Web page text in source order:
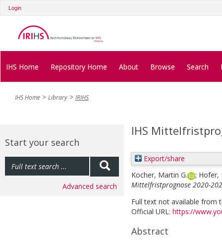
Login
IHS Home Repository Home About Browse Search
IHS Home Library IRIHS
Start your search
Advanced search
IHS
Export/share
Kocher, Martin G.
; Hofer,
Mittelfristprognose 2020-
Full text not available from
Official URL: https://
Abstract